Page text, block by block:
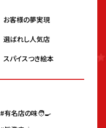
お客様の夢実現
選ばれし人気店
スパイスつき絵本
#有名店の味🧑‍🍳